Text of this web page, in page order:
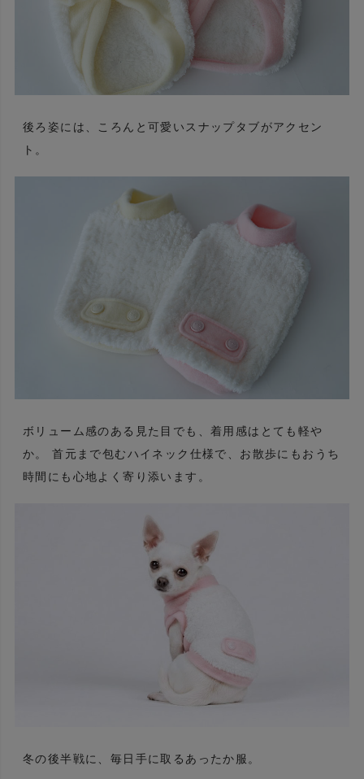
後ろ姿には、ころんと可愛いスナップタブがアクセン
ト。
ボリューム感のある見た目でも、着用感はとても軽や
か。 首元まで包むハイネック仕様で、お散歩にもおうち
時間にも心地よく寄り添います。
冬の後半戦に、毎日手に取るあったか服。